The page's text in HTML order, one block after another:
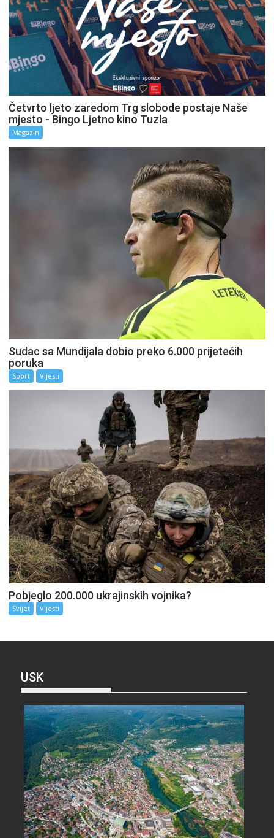
Četvrto ljeto zaredom Trg slobode postaje Naše
mjesto - Bingo Ljetno kino Tuzla
Magazin
Sudac sa Mundijala dobio preko 6.000 prijetećih
poruka
Sport Vijesti
Pobjeglo 200.000 ukrajinskih vojnika?
Svijet Vijesti
USK